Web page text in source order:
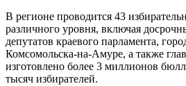
В регионе проводится 43
различного уровня, включая
депутатов краевого парламента,
Комсомольска-на-Амуре, а также
изготовлено более 3 миллионов
тысяч избирателей.